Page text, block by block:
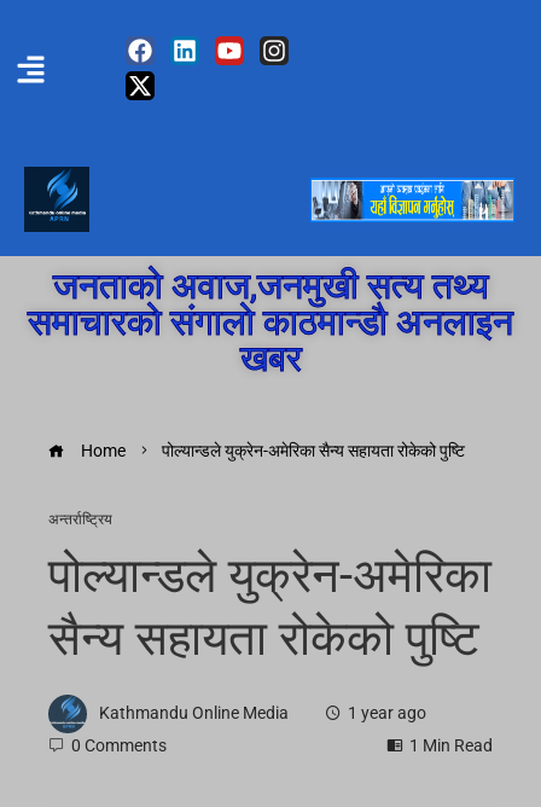
जनताको अवाज,जनमुखी सत्य तथ्य
समाचारको संगालो काठमान्डौ अनलाइन
खबर
Home पोल्यान्डले युक्रेन-अमेरिका सैन्य सहायता रोकेको पुष्टि
अन्तर्राष्ट्रिय
पोल्यान्डले युक्रेन-अमेरिका
सैन्य सहायता रोकेको पुष्टि
Kathmandu Online Media
1 year ago
0 Comments
1 Min Read